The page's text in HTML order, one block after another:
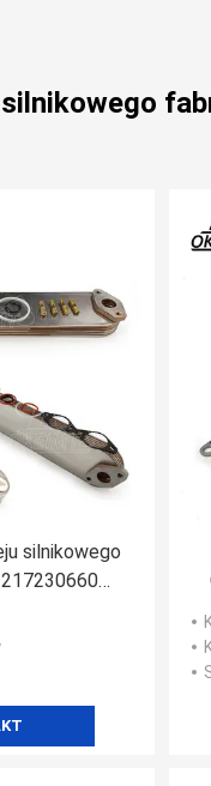
silnikowego
silnikowego
3 JS330